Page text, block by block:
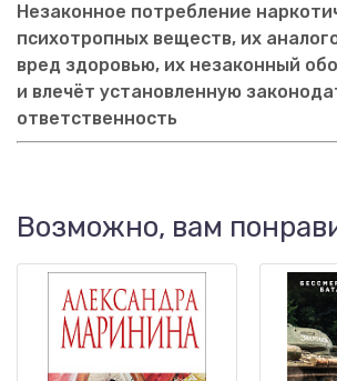
Незаконное потребление
психотропных веществ, их
вред здоровью, их незаконный
и влечёт установленную
ответственность
Возможно, вам